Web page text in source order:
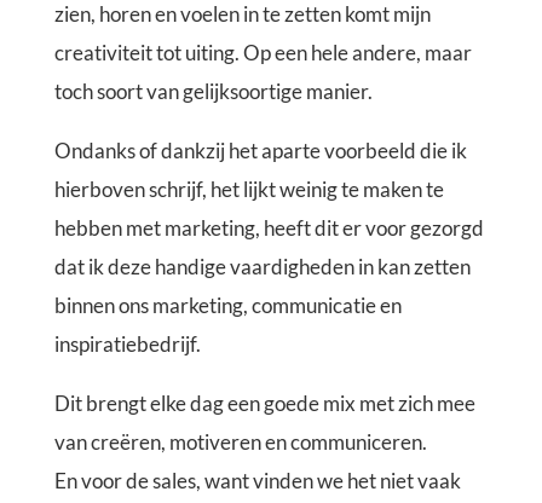
zien, horen en voelen in te zetten komt mijn
creativiteit tot uiting. Op een hele andere, maar
toch soort van gelijksoortige manier.
Ondanks of dankzij het aparte voorbeeld die ik
hierboven schrijf, het lijkt weinig te maken te
hebben met marketing, heeft dit er voor gezorgd
dat ik deze handige vaardigheden in kan zetten
binnen ons marketing, communicatie en
inspiratiebedrijf.
Dit brengt elke dag een goede mix met zich mee
van creëren, motiveren en communiceren.
En voor de sales, want vinden we het niet vaak